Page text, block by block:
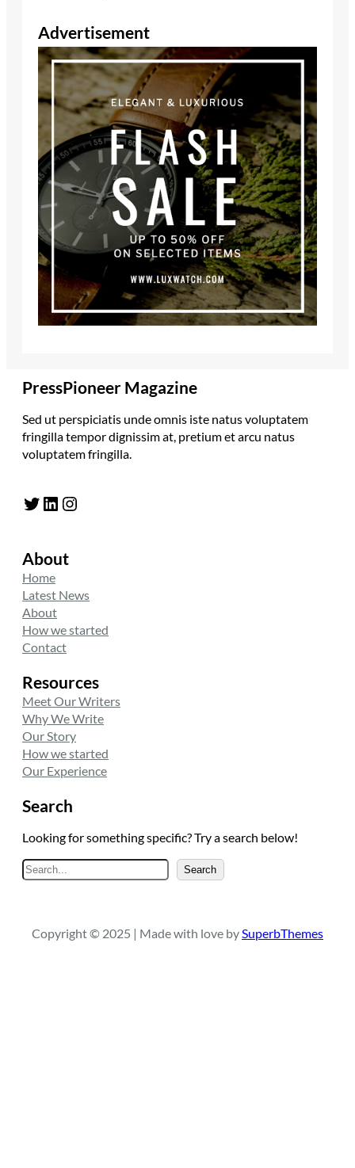
Advertisement
PressPioneer Magazine
Sed ut perspiciatis unde omnis iste natus voluptatem
fringilla tempor dignissim at, pretium et arcu natus
voluptatem fringilla.
Twitter LinkedIn Instagram
About
Home
Latest News
About
How we started
Contact
Resources
Meet Our Writers
Why We Write
Our Story
How we started
Our Experience
Search
Looking for something specific? Try a search below!
A
r
Search
Copyright © 2025 | Made with love by SuperbThemes